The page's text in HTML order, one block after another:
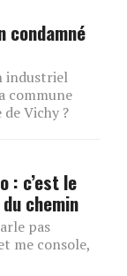
condamné
industriel
commune
Vichy ?
: c’est le
chemin
pas
me console,